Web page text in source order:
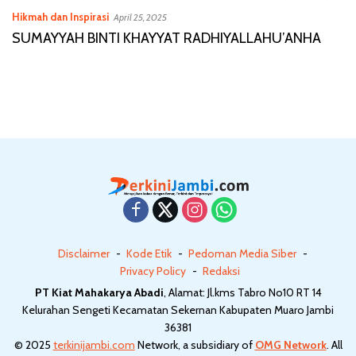
Hikmah dan Inspirasi April 25, 2025
SUMAYYAH BINTI KHAYYAT RADHIYALLAHU’ANHA
Disclaimer Kode Etik
Pedoman Media Siber
Privacy Policy
Redaksi
PT Kiat Mahakarya Abadi, Alamat: Jl.kms Tabro No10 RT 14
Kelurahan Sengeti Kecamatan Sekernan Kabupaten Muaro Jambi
36381
© 2025 terkinijambi.com Network, a subsidiary of OMG Network. All